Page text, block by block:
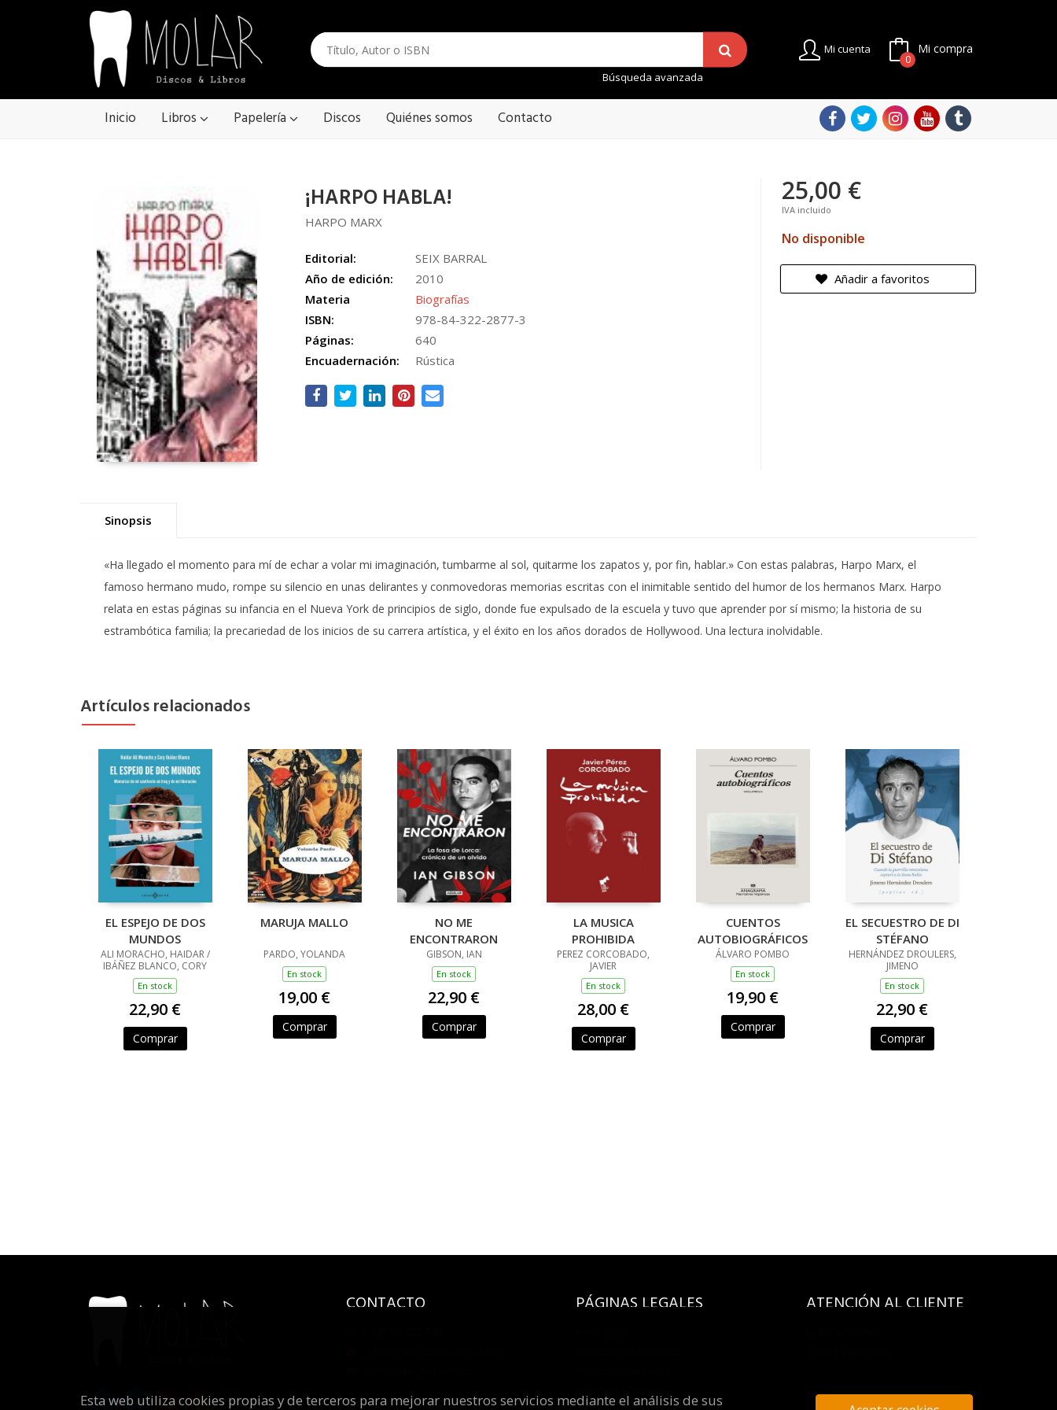
Búsqueda avanzada
Mi cuenta Mi compra
0
Inicio Libros Papelería Discos Quiénes somos Contacto
¡HARPO HABLA!
HARPO MARX
Editorial:
SEIX BARRAL
Año de edición:
2010
Materia
Biografías
ISBN:
978-84-322-2877-3
Páginas:
640
Encuadernación:
Rústica
25,00 €
IVA incluido
No disponible
Añadir a favoritos
Sinopsis
«Ha llegado el momento para mí de echar a volar mi imaginación, tumbarme al sol, quitarme los zapatos y, por fin, hablar.» Con estas palabras, Harpo Marx, el
famoso hermano mudo, rompe su silencio en unas delirantes y conmovedoras memorias escritas con el inimitable sentido del humor de los hermanos Marx. Harpo
relata en estas páginas su infancia en el Nueva York de principios de siglo, donde fue expulsado de la escuela y tuvo que aprender por sí mismo; la historia de su
estrambótica familia; la precariedad de los inicios de su carrera artística, y el éxito en los años dorados de Hollywood. Una lectura inolvidable.
Artículos relacionados
EL ESPEJO DE DOS
MUNDOS
ALI MORACHO, HAIDAR /
IBÁÑEZ BLANCO, CORY
En stock
22,90 €
Comprar
MARUJA MALLO
PARDO, YOLANDA
En stock
19,00 €
Comprar
NO ME
ENCONTRARON
GIBSON, IAN
En stock
22,90 €
Comprar
LA MUSICA
PROHIBIDA
PEREZ CORCOBADO,
JAVIER
En stock
28,00 €
Comprar
CUENTOS
AUTOBIOGRÁFICOS
ÁLVARO POMBO
En stock
19,90 €
Comprar
EL SECUESTRO DE DI
STÉFANO
HERNÁNDEZ DROULERS,
JIMENO
En stock
22,90 €
Comprar
CONTACTO PÁGINAS LEGALES ATENCIÓN AL CLIENTE
Esta web utiliza cookies propias y de terceros para mejorar nuestros servicios mediante el análisis de sus